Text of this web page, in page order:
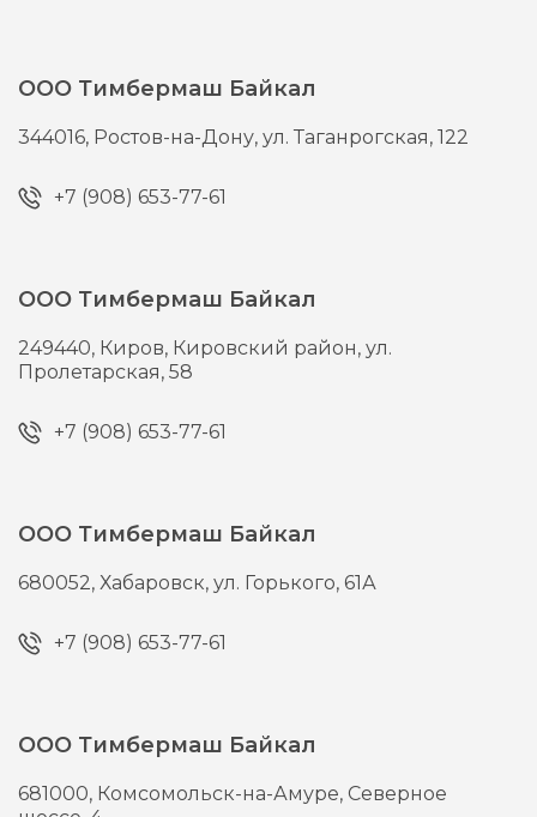
ООО Тимбермаш Байкал
344016, Ростов-на-Дону,ул. Таганрогская, 122
+7 (908) 653-77-61
ООО Тимбермаш Байкал
249440, Киров, Кировский район, ул.
Пролетарская, 58
+7 (908) 653-77-61
ООО Тимбермаш Байкал
680052,Хабаровск,ул. Горького, 61А
+7 (908) 653-77-61
ООО Тимбермаш Байкал
681000, Комсомольск-на-Амуре, Северное